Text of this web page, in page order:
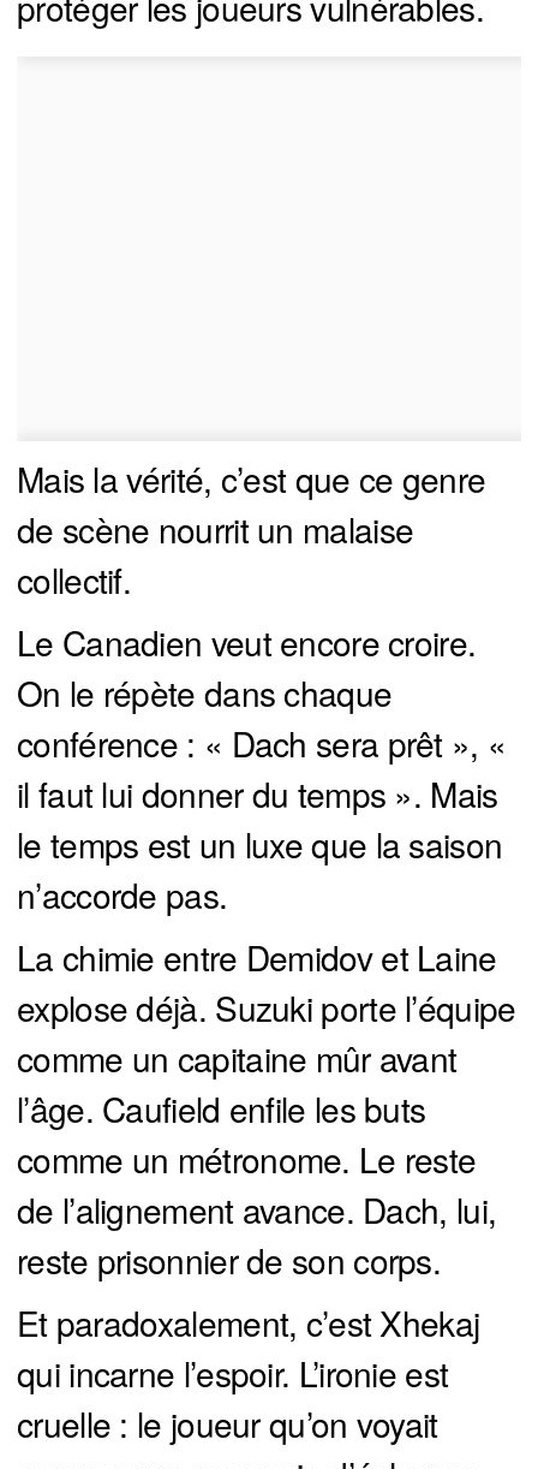
Mais la vérité, c’est que ce genre
de scène nourrit un malaise
collectif.
Le Canadien veut encore croire.
On le répète dans chaque
conférence : « Dach sera prêt », «
il faut lui donner du temps ». Mais
le temps est un luxe que la saison
n’accorde pas.
La chimie entre Demidov et Laine
explose déjà. Suzuki porte l’équipe
comme un capitaine mûr avant
l’âge. Caufield enfile les buts
comme un métronome. Le reste
de l’alignement avance. Dach, lui,
reste prisonnier de son corps.
Et paradoxalement, c’est Xhekaj
qui incarne l’espoir. L’ironie est
cruelle : le joueur qu’on voyait